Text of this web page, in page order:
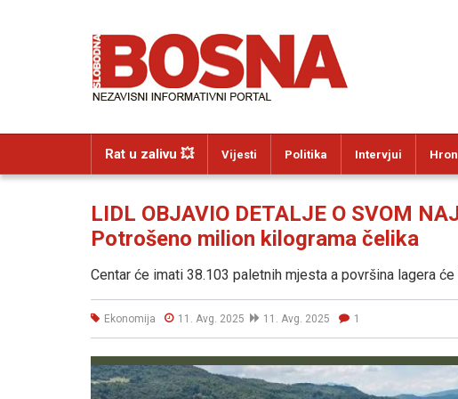
Rat u zalivu 💥 Vijesti Politika Intervjui
LIDL OBJAVIO DETALJE O SVOM
Potrošeno milion kilograma čelika
Centar će imati 38.103 paletnih mjesta a površina lagera
Ekonomija 11. Avg. 2025 11. Avg. 2025 1